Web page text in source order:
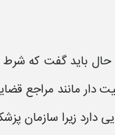
حال باید گفت که شرط
دار مانند مراجع
دارد زیرا سازمان